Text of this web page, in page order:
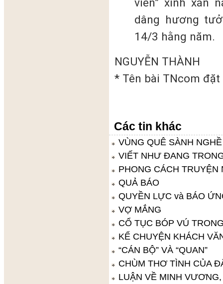
dâng hương
14/3 hằng năm.
NGUYỄN THÀNH
* Tên bài TNcom đặt
Các tin khác
VÙNG QUÊ SÀNH
VIẾT NHƯ ĐANG
PHONG CÁCH TRUYỆN
QUẢ BÁO
QUYỀN LỰC và BÁO
VỢ MẮNG
CỔ TỤC BÓP VÚ
KỂ CHUYỆN KHÁCH
“CÁN BỘ” VÀ “QUAN”
CHÙM THƠ TÌNH CỦA
LUẬN VỀ MINH